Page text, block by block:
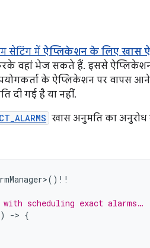
सेटिंग में ऐप्लिकेशन के लिए खास
वहां भेज सकते हैं. इससे
के ऐप्लिकेशन पर वापस
गई है या नहीं.
खास अनुमति का अनुरोध
() !!
scheduling exact alarms…
-> {